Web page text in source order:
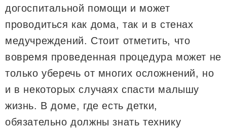
догоспитальной помощи и может
проводиться как дома, так и в стенах
медучреждений. Стоит отметить, что
вовремя проведенная процедура может не
только уберечь от многих осложнений, но
и в некоторых случаях спасти малышу
жизнь. В доме, где есть детки,
обязательно должны знать технику